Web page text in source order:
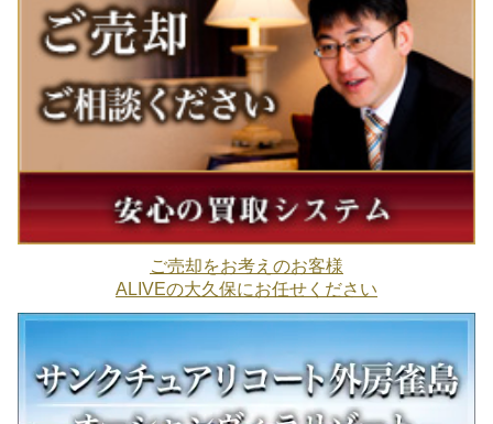
ご売却をお考えのお客様
ALIVEの大久保にお任せください